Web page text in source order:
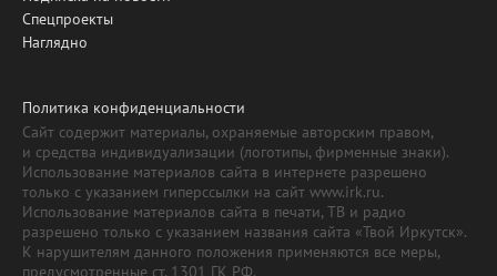
Спецпроекты
Наглядно
Политика конфиденциальности
Сайт содержит материалы, охраняемые авторским правом,
и средства индивидуализации (логотипы, фирменные знаки).
Использование материалов сайта в интернете разрешено
только с указанием гиперссылки на сайт www.irk.ru.
Использование материалов сайта в печати, ТВ и радио
разрешено только с указанием названия сайта «Твой Иркутск».
К нарушителям данного положения применяются все меры,
предусмотренные ст. 1301 ГК РФ.